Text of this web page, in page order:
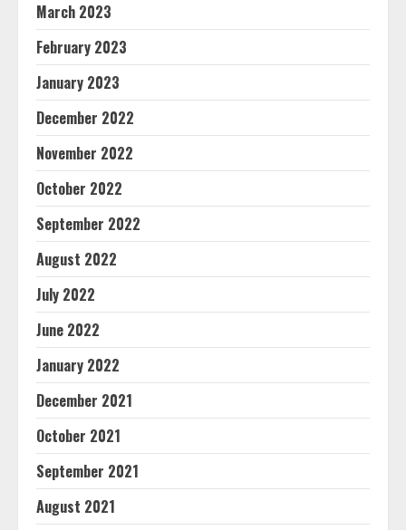
March 2023
February 2023
January 2023
December 2022
November 2022
October 2022
September 2022
August 2022
July 2022
June 2022
January 2022
December 2021
October 2021
September 2021
August 2021